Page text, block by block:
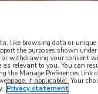
like browsing data or unique
the purposes shown
withdrawing your consent
relevant to you. You can
the Manage Preferences link
if applicable]. Your
Privacy statement